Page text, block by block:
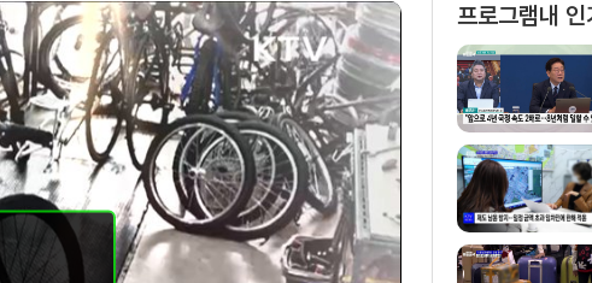
프로그램내 인